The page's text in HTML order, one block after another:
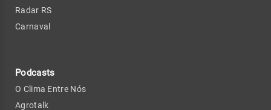
Radar RS
Carnaval
Podcasts
O Clima Entre Nós
Agrotalk